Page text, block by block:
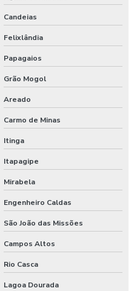
Candeias
Felixlândia
Papagaios
Grão Mogol
Areado
Carmo de Minas
Itinga
Itapagipe
Mirabela
Engenheiro Caldas
São João das Missões
Campos Altos
Rio Casca
Lagoa Dourada